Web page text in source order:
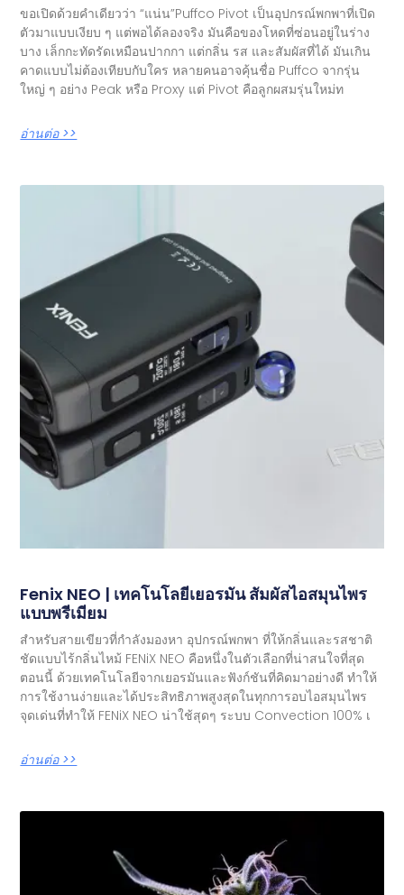
ขอเปิดด้วยคำเดียวว่า “แน่น”Puffco Pivot เป็นอุปกรณ์พกพาที่เปิด
ตัวมาแบบเงียบ ๆ แต่พอได้ลองจริง มันคือของโหดที่ซ่อนอยู่ในร่าง
บาง เล็กกะทัดรัดเหมือนปากกา แต่กลิ่น รส และสัมผัสที่ได้ มันเกิน
คาดแบบไม่ต้องเทียบกับใคร หลายคนอาจคุ้นชื่อ Puffco จากรุ่น
ใหญ่ ๆ อย่าง Peak หรือ Proxy แต่ Pivot คือลูกผสมรุ่นใหม่ท
อ่านต่อ >>
Fenix ​​​​NEO | เทคโนโลยีเยอรมัน สัมผัสไอสมุนไพร
แบบพรีเมียม
สำหรับสายเขียวที่กำลังมองหา อุปกรณ์พกพา ที่ให้กลิ่นและรสชาติ
ชัดแบบไร้กลิ่นไหม้ FENiX NEO คือหนึ่งในตัวเลือกที่น่าสนใจที่สุด
ตอนนี้ ด้วยเทคโนโลยีจากเยอรมันและฟังก์ชันที่คิดมาอย่างดี ทำให้
การใช้งานง่ายและได้ประสิทธิภาพสูงสุดในทุกการอบไอสมุนไพร
จุดเด่นที่ทำให้ FENiX NEO น่าใช้สุดๆ ระบบ Convection 100% เ
อ่านต่อ >>